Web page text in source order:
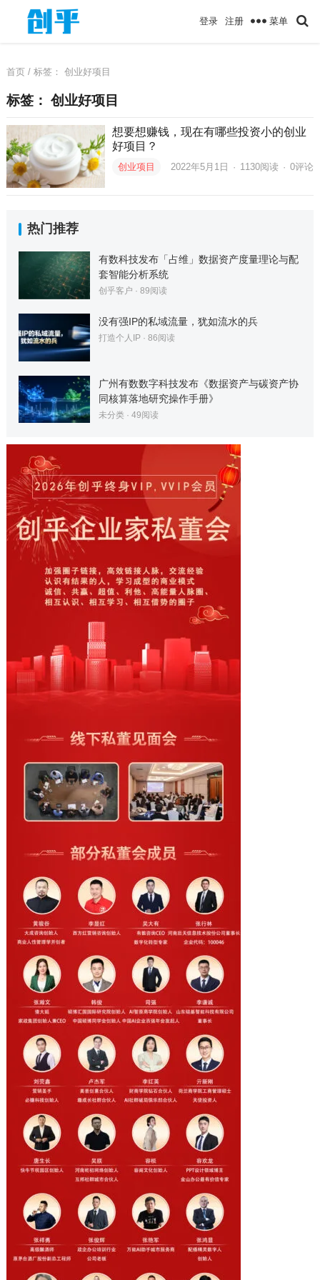
登录 注册 菜单
首页/ 标签： 创业好项目
标签： 创业好项目
想要想赚钱，现在有哪些投资小的创业
好项目？
创业项目 2022年5月1日 · 1130阅读 · 0评论
热门推荐
有数科技发布「占维」数据资产度量理论与配
套智能分析系统
创乎客户 · 89阅读
没有强IP的私域流量，犹如流水的兵
打造个人IP· 86阅读
广州有数数字科技发布《数据资产与碳资产协
同核算落地研究操作手册》
未分类· 49阅读